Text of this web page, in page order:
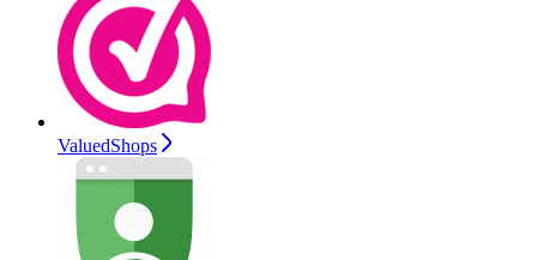
ValuedShops